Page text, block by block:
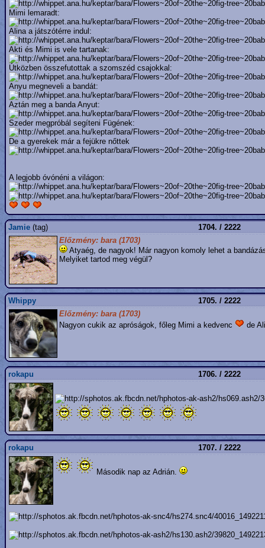
Mimi lemaradt:
Alina a játszótérre indul:
Akti és Mimi is vele tartanak:
Útközben összefutottak a szomszéd csajokkal:
Anyu megneveli a bandát:
Aztán meg a banda Anyut:
Szeder megpróbál segíteni Fügének:
De a gyerekek már a fejükre nőttek
A legjobb óvónéni a világon:
Jamie (tag)
1704. / 2222
Előzmény: bara (1703)
Atyaég, de nagyok! Már nagyon komoly lehet a
Melyiket tartod meg végül?
Whippy
1705. / 2222
Előzmény: bara (1703)
Nagyon cukik az apróságok, főleg Mimi a kedvenc
de
rokapu 1706. / 2222
rokapu 1707. / 2222
Második nap az Adrián.